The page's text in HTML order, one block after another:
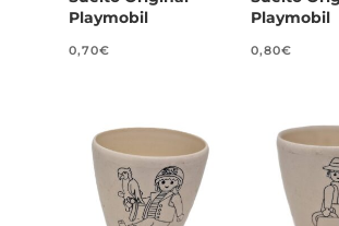
Playmobil
0,70€
Playmobil
0,80€